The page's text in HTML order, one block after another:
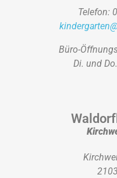
Telefon:
Büro-
Di. und